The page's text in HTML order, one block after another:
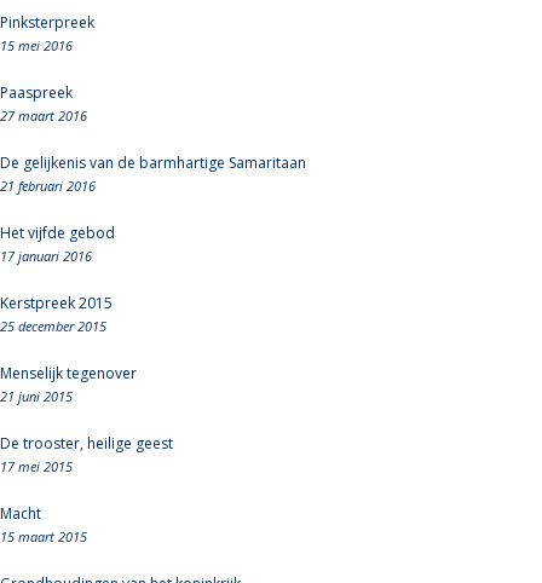
Pinksterpreek
15 mei 2016
Paaspreek
27 maart 2016
De gelijkenis van de barmhartige Samaritaan
21 februari 2016
Het vijfde gebod
17 januari 2016
Kerstpreek 2015
25 december 2015
Menselijk tegenover
21 juni 2015
De trooster, heilige geest
17 mei 2015
Macht
15 maart 2015